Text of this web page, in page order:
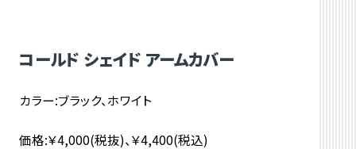
コールド シェイド アームカバー
カラー:ブラック、ホワイト
価格:￥4,000(税抜)、￥4,400(税込)